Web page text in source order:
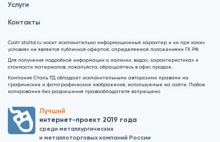
Услуги
Контакты
Сайт staltd.ru носит исключительно информационный характер и ни при каких
условиях не является публичной офертой, определяемой положениями ГК РФ.
Для получения подробной информации о наличии, видах, характеристиках и
стоимости материалов, пожалуйста, обращайтесь в офис продаж.
Компания Сталь ТД обладает исключительными авторскими правами на
графические и фотографические изображения, используемые на сайте. Любое
копирование без разрешения правообладателя запрещено
Лучший
интернет-проект 2019 года
среди металлургических
и металлоторговых компаний России